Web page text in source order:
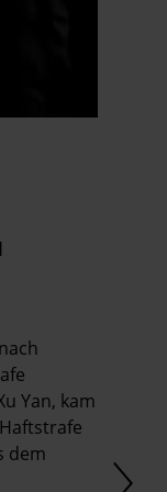
Yan, kam
dem